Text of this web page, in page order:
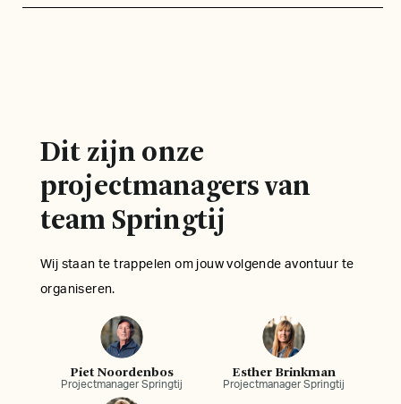
Dit zijn onze
projectmanagers van
team Springtij
Wij staan te trappelen om jouw volgende avontuur te
organiseren.
Piet Noordenbos
Projectmanager Springtij
Esther Brinkman
Projectmanager Springtij